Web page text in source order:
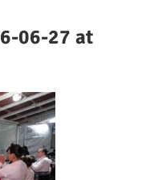
06-27 at